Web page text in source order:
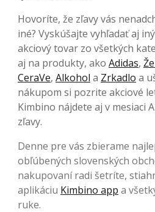
Hovoríte, že zľavy vás
iné? Vyskúšajte vyhľadať aj
akciový tovar zo všetkých
aj na produkty, ako Adidas,
CeraVe, Alkohol a Zrkadlo a
nákupom si pozrite akciové
Kimbino nájdete aj v mesiaci
zľavy.
Denne pre vás zbierame
obľúbených slovenských
nakupovaní radi šetríte,
aplikáciu Kimbino app a
ruke.